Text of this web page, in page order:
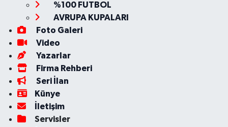
%100 FUTBOL
AVRUPA KUPALARI
Foto Galeri
Video
Yazarlar
Firma Rehberi
Seri İlan
Künye
İletişim
Servisler